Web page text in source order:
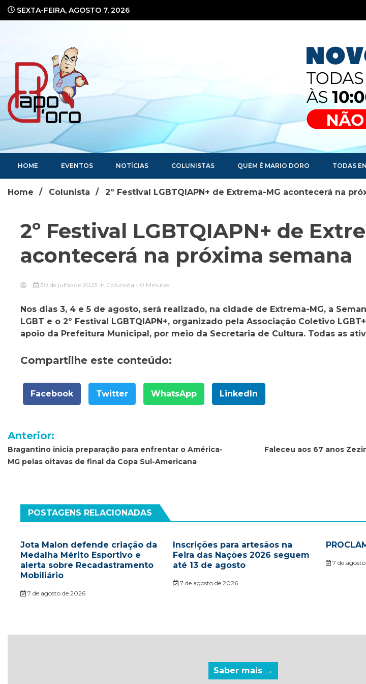
SEXTA-FEIRA, AGOSTO 7, 2026
Portal de Notícias
HOME EVENTOS NOTÍCIAS COLUNISTAS QUEM É MARIO DORO TODAS
Home Colunista 2º Festival LGBTQIAPN+ de Extrema-MG acontecerá na
2º Festival LGBTQIAPN+ de
acontecerá na próxima semana
30 de julho de 2023 in Colunista - 0 Minutes
Nos dias 3, 4 e 5 de agosto, será realizado, na cidade de Extrema-MG, a
LGBT e o 2º Festival LGBTQIAPN+, organizado pela Associação Coletivo
apoio da Prefeitura Municipal, por meio da Secretaria de Cultura. Todas as
Compartilhe este conteúdo:
Facebook Twitter WhatsApp LinkedIn
Navegação
de
Post
Anterior:
Bragantino inicia preparação para enfrentar o América-
MG pelas oitavas de final da Copa Sul-Americana
Faleceu aos 67 anos
POSTAGENS RELACIONADAS
Jota Malon defende criação da
Medalha Mérito Esportivo e
alerta sobre Recadastramento
Mobiliário
7 de agosto de 2026
Inscrições para artesãos na
Feira das Nações 2026 seguem
até 13 de agosto
7 de agosto de 2026
7 de
Saber mais →